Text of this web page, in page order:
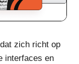
zich richt op
interfaces en